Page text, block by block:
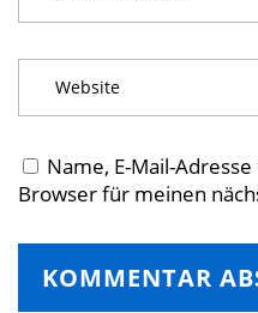
Name, E-Mail-
Browser für meinen